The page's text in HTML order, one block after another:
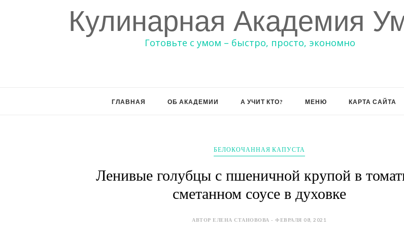
Кулинарная Академия
Готовьте с умом – быстро, просто, экономно
ГЛАВНАЯ ОБ АКАДЕМИИ А УЧИТ КТО? МЕНЮ КАРТА САЙТА
БЕЛОКОЧАННАЯ КАПУСТА
Ленивые голубцы с пшеничной крупой в
сметанном соусе в духовке
АВТОР ЕЛЕНА СТАНОВОВА - ФЕВРАЛЯ 08, 2021